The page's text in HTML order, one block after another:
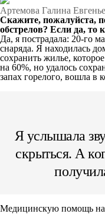
Артемова Галина
Скажите, пожалуйста,
обстрелов? Если да, то
Да, я пострадала: 20-го
снаряда. Я находилась
сохранить жилье,
на 60%, но удалось
запах горелого, вошла в
Я услышала
скрыться. А
Медицинскую помощь на